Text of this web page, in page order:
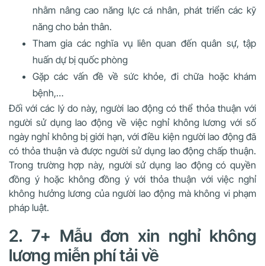
nhằm nâng cao năng lực cá nhân, phát triển các kỹ
năng cho bản thân.
Tham gia các nghĩa vụ liên quan đến quân sự, tập
huấn dự bị quốc phòng
Gặp các vấn đề về sức khỏe, đi chữa hoặc khám
bệnh,…
Đối với các lý do này, người lao động có thể thỏa thuận với
người sử dụng lao động về việc nghỉ không lương với số
ngày nghỉ không bị giới hạn, với điều kiện người lao động đã
có thỏa thuận và được người sử dụng lao động chấp thuận.
Trong trường hợp này, người sử dụng lao động có quyền
đồng ý hoặc không đồng ý với thỏa thuận với việc nghỉ
không hưởng lương của người lao động mà không vi phạm
pháp luật.
2. 7+ Mẫu đơn xin nghỉ không
lương miễn phí tải về